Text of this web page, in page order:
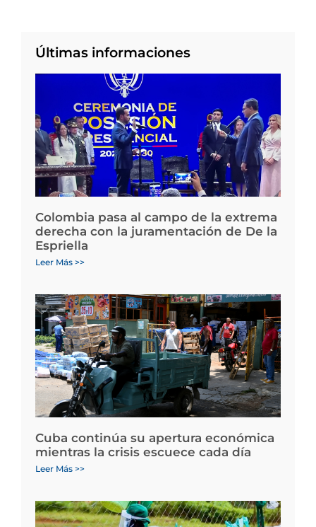
Últimas informaciones
Colombia pasa al campo de la extrema
derecha con la juramentación de De la
Espriella
Leer Más >>
Cuba continúa su apertura económica
mientras la crisis escuece cada día
Leer Más >>